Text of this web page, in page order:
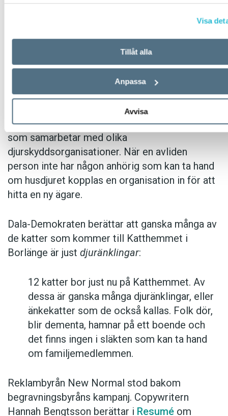
Visa
Tillåt alla
Anpassa
Avvisa
bli djuränklingar när husse eller matte går bort.
När en djurägare avlider kan husdjuren bli
hemlösa. Om ingen vill ta hand om dem riskerar
de att avlivas. Därför talas det om behovet av
djuränklingar– att ordna nya hem
åt djur när ägaren avlidit.
Initiativet kommer från en begravningsbyrå
som samarbetar med olika
djurskyddsorganisationer. När en avliden
person inte har någon anhörig som kan ta hand
om husdjuret kopplas en organisation in för att
hitta en ny ägare.
Dala-Demokraten berättar att ganska många av
de katter som kommer till Katthemmet i
Borlänge är just djuränklingar:
12 katter bor just nu på Katthemmet. Av
dessa är ganska många djuränklingar, eller
änkekatter som de också kallas. Folk dör,
blir dementa, hamnar på ett boende och
det finns ingen i släkten som kan ta hand
om familjemedlemmen.
Reklambyrån New Normal stod bakom
begravningsbyråns kampanj. Copywritern
Hannah Bengtsson berättar i Resumé om